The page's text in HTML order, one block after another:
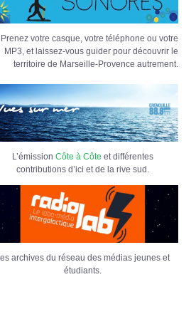
Prenez votre casque, votre téléphone ou votre
MP3, et laissez-vous guider pour découvrir le
territoire de Marseille-Provence autrement.
L’émission Côte à Côte et différentes
contributions d’ici et de la rive sud.
archives du réseau des médias jeunes et
étudiants.